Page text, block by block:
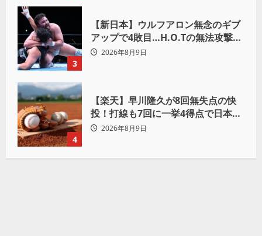
3
【新日本】ウルフアロン無念のギブ
アップで4敗目…H.O.Tの無法攻撃に
屈す「まだまだ俺自身の力はこんな
2026年8月9日
4
【楽天】早川隆久が8回無失点の快
投！打線も7回に一挙4得点で日本ハ
ムを完封
2026年8月9日